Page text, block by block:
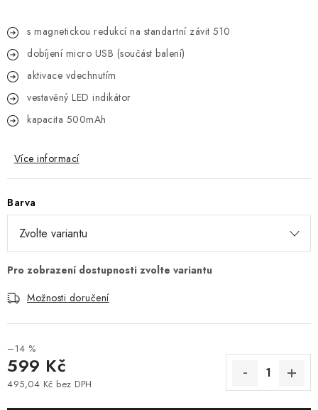
s magnetickou redukcí na standartní závit 510
dobíjení micro USB (součást balení)
aktivace vdechnutím
vestavěný LED indikátor
kapacita 500mAh
Více informací
Barva
Možnosti doručení
–14 %
599 Kč
495,04 Kč bez DPH